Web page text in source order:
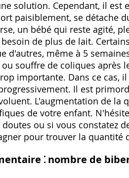
solution. Cependant, il est
paisiblement, se détache
un bébé qui reste agité,
de plus de lait.
d'autres, même à 5
souffre de coliques après
importante. Dans ce cas,
Il est
L'augmentation de la
de votre enfant.
doutes ou si vous constatez
pour trouver la quantité
⁚ nombre de